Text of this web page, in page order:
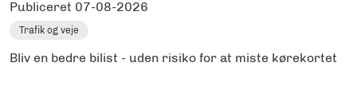
Publiceret 07-08-2026
Trafik og veje
Bliv en bedre bilist - uden risiko for at miste kørekortet